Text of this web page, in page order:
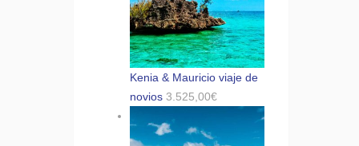
Kenia & Mauricio viaje de
novios 3.525,00€